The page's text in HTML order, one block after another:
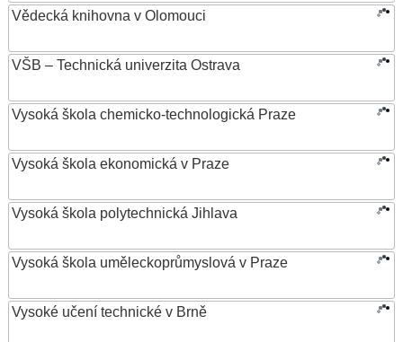
Vědecká knihovna v Olomouci
VŠB – Technická univerzita Ostrava
Vysoká škola chemicko-technologická Praze
Vysoká škola ekonomická v Praze
Vysoká škola polytechnická Jihlava
Vysoká škola uměleckoprůmyslová v Praze
Vysoké učení technické v Brně